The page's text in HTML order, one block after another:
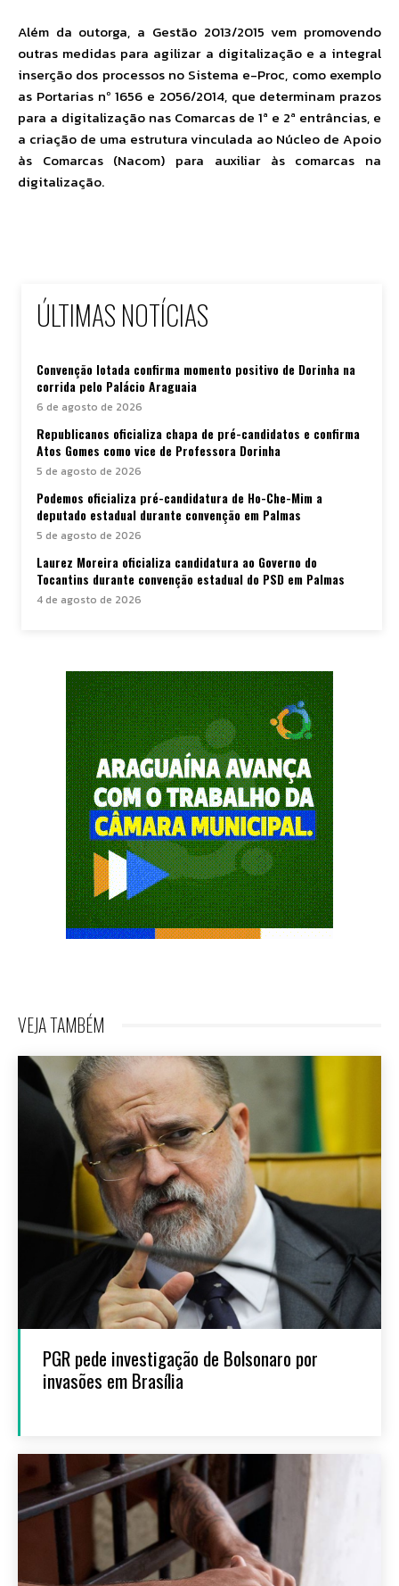
Além da outorga, a Gestão 2013/2015 vem promovendo
outras medidas para agilizar a digitalização e a integral
inserção dos processos no Sistema e-Proc, como exemplo
as Portarias nº 1656 e 2056/2014, que determinam prazos
para a digitalização nas Comarcas de 1ª e 2ª entrâncias, e
a criação de uma estrutura vinculada ao Núcleo de Apoio
às Comarcas (Nacom) para auxiliar às comarcas na
digitalização.
ÚLTIMAS NOTÍCIAS
Convenção lotada confirma momento positivo de Dorinha na
corrida pelo Palácio Araguaia
6 de agosto de 2026
Republicanos oficializa chapa de pré-candidatos e confirma
Atos Gomes como vice de Professora Dorinha
5 de agosto de 2026
Podemos oficializa pré-candidatura de Ho-Che-Mim a
deputado estadual durante convenção em Palmas
5 de agosto de 2026
Laurez Moreira oficializa candidatura ao Governo do
Tocantins durante convenção estadual do PSD em Palmas
4 de agosto de 2026
VEJA TAMBÉM
PGR pede investigação de Bolsonaro por
invasões em Brasília